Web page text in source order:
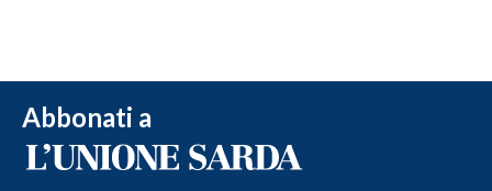
Abbonati a